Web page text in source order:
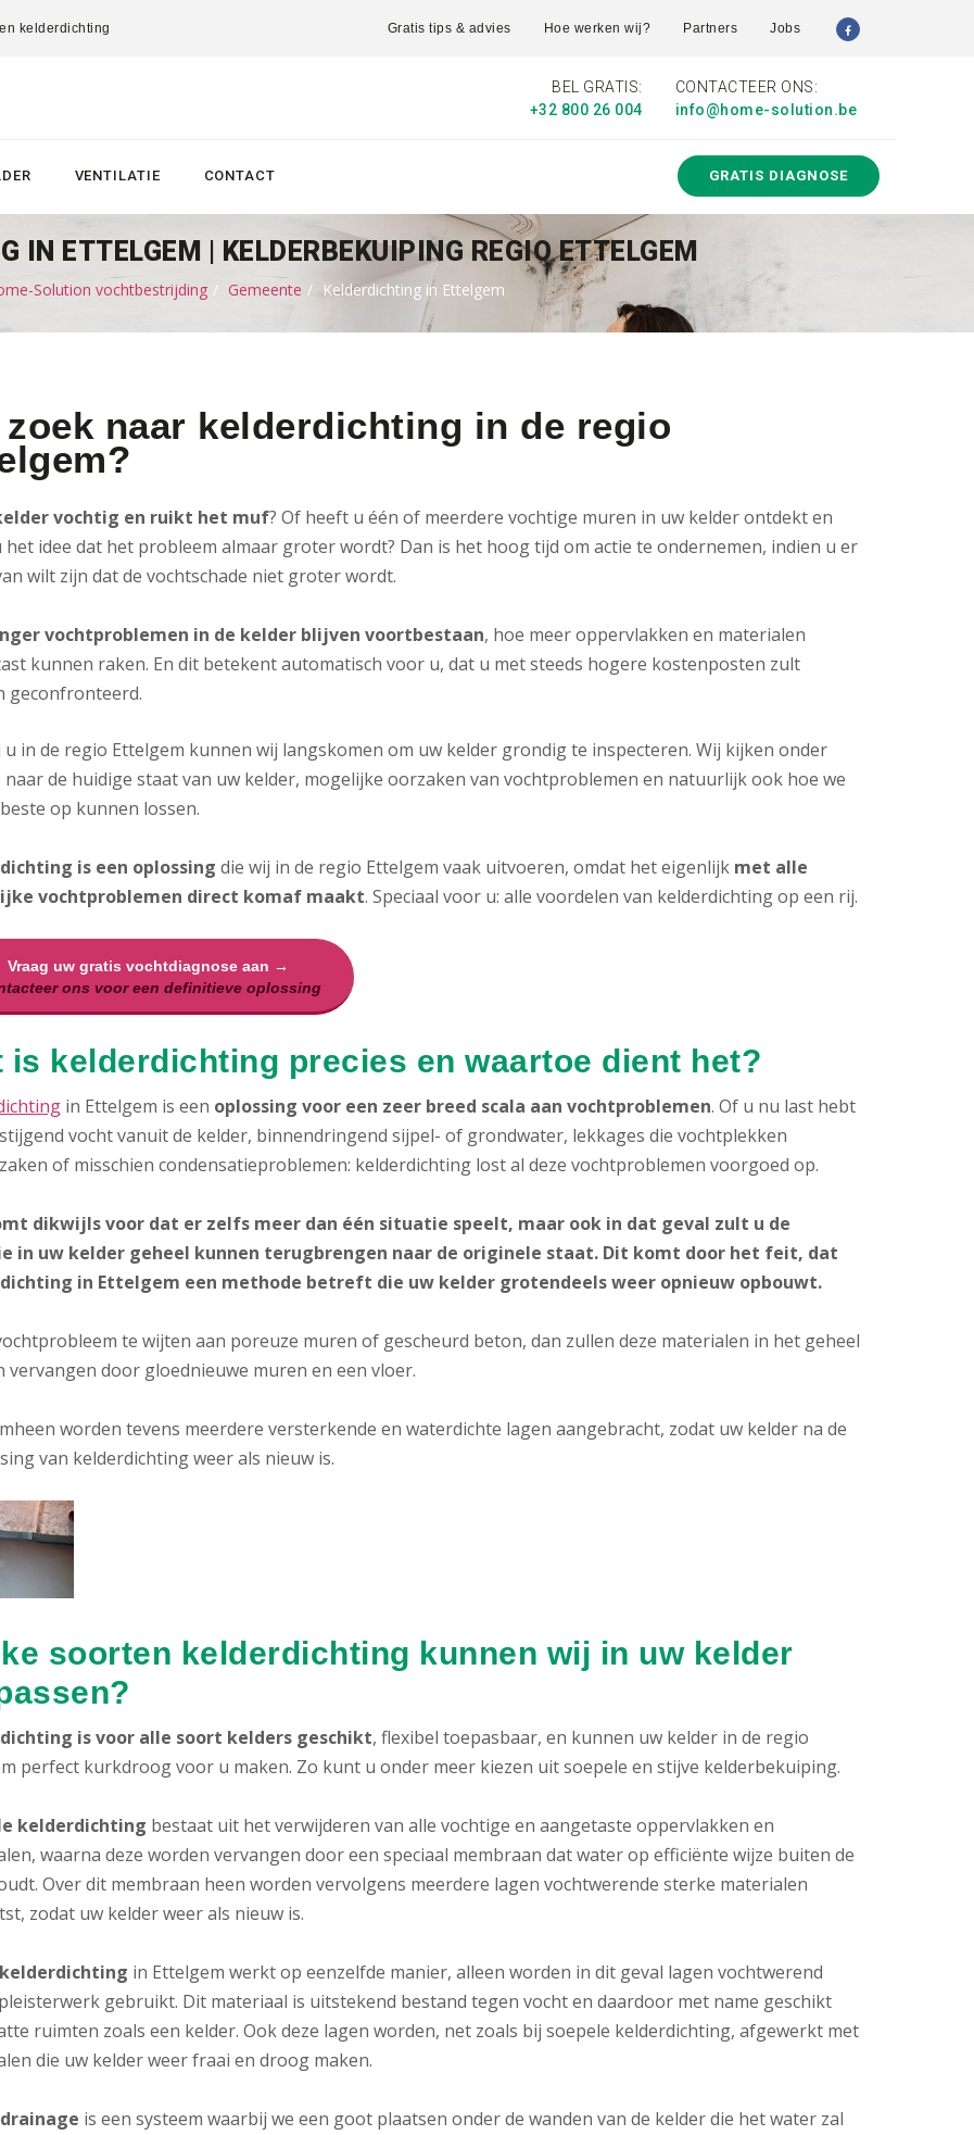
kelderdichting Gratis tips & advies Hoe werken wij? Partners Jobs
BEL GRATIS:
+32 800 26 004
CONTACTEER ONS:
info@home-solution.be
VENTILATIE CONTACT GRATIS DIAGNOSE
IN ETTELGEM | KELDERBEKUIPING REGIO ETTELGEM
Solution vochtbestrijding Gemeente Kelderdichting in Ettelgem
zoek naar kelderdichting in de regio
vochtig en ruikt het muf? Of heeft u één of meerdere vochtige muren in uw kelder ontdekt en
het idee dat het probleem almaar groter wordt? Dan is het hoog tijd om actie te ondernemen, indien u er
wilt zijn dat de vochtschade niet groter wordt.
vochtproblemen in de kelder blijven voortbestaan, hoe meer oppervlakken en materialen
kunnen raken. En dit betekent automatisch voor u, dat u met steeds hogere kostenposten zult
geconfronteerd.
u in de regio Ettelgem kunnen wij langskomen om uw kelder grondig te inspecteren. Wij kijken onder
naar de huidige staat van uw kelder, mogelijke oorzaken van vochtproblemen en natuurlijk ook hoe we
op kunnen lossen.
is een oplossing die wij in de regio Ettelgem vaak uitvoeren, omdat het eigenlijk met alle
vochtproblemen direct komaf maakt. Speciaal voor u: alle voordelen van kelderdichting op een rij.
Vraag uw gratis vochtdiagnose aan →
ons voor een definitieve oplossing
is kelderdichting precies en waartoe dient het?
in Ettelgem is een oplossing voor een zeer breed scala aan vochtproblemen. Of u nu last hebt
vocht vanuit de kelder, binnendringend sijpel- of grondwater, lekkages die vochtplekken
of misschien condensatieproblemen: kelderdichting lost al deze vochtproblemen voorgoed op.
dikwijls voor dat er zelfs meer dan één situatie speelt, maar ook in dat geval zult u de
in uw kelder geheel kunnen terugbrengen naar de originele staat. Dit komt door het feit, dat
in Ettelgem een methode betreft die uw kelder grotendeels weer opnieuw opbouwt.
te wijten aan poreuze muren of gescheurd beton, dan zullen deze materialen in het geheel
vervangen door gloednieuwe muren en een vloer.
worden tevens meerdere versterkende en waterdichte lagen aangebracht, zodat uw kelder na de
van kelderdichting weer als nieuw is.
soorten kelderdichting kunnen wij in uw kelder
is voor alle soort kelders geschikt, flexibel toepasbaar, en kunnen uw kelder in de regio
perfect kurkdroog voor u maken. Zo kunt u onder meer kiezen uit soepele en stijve kelderbekuiping.
kelderdichting bestaat uit het verwijderen van alle vochtige en aangetaste oppervlakken en
waarna deze worden vervangen door een speciaal membraan dat water op efficiënte wijze buiten de
Over dit membraan heen worden vervolgens meerdere lagen vochtwerende sterke materialen
zodat uw kelder weer als nieuw is.
in Ettelgem werkt op eenzelfde manier, alleen worden in dit geval lagen vochtwerend
gebruikt. Dit materiaal is uitstekend bestand tegen vocht en daardoor met name geschikt
ruimten zoals een kelder. Ook deze lagen worden, net zoals bij soepele kelderdichting, afgewerkt met
die uw kelder weer fraai en droog maken.
is een systeem waarbij we een goot plaatsen onder de wanden van de kelder die het water zal